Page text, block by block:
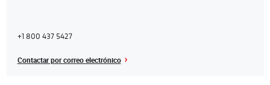
Region
United
+1 800 437 5427
Contactar por correo electrónico